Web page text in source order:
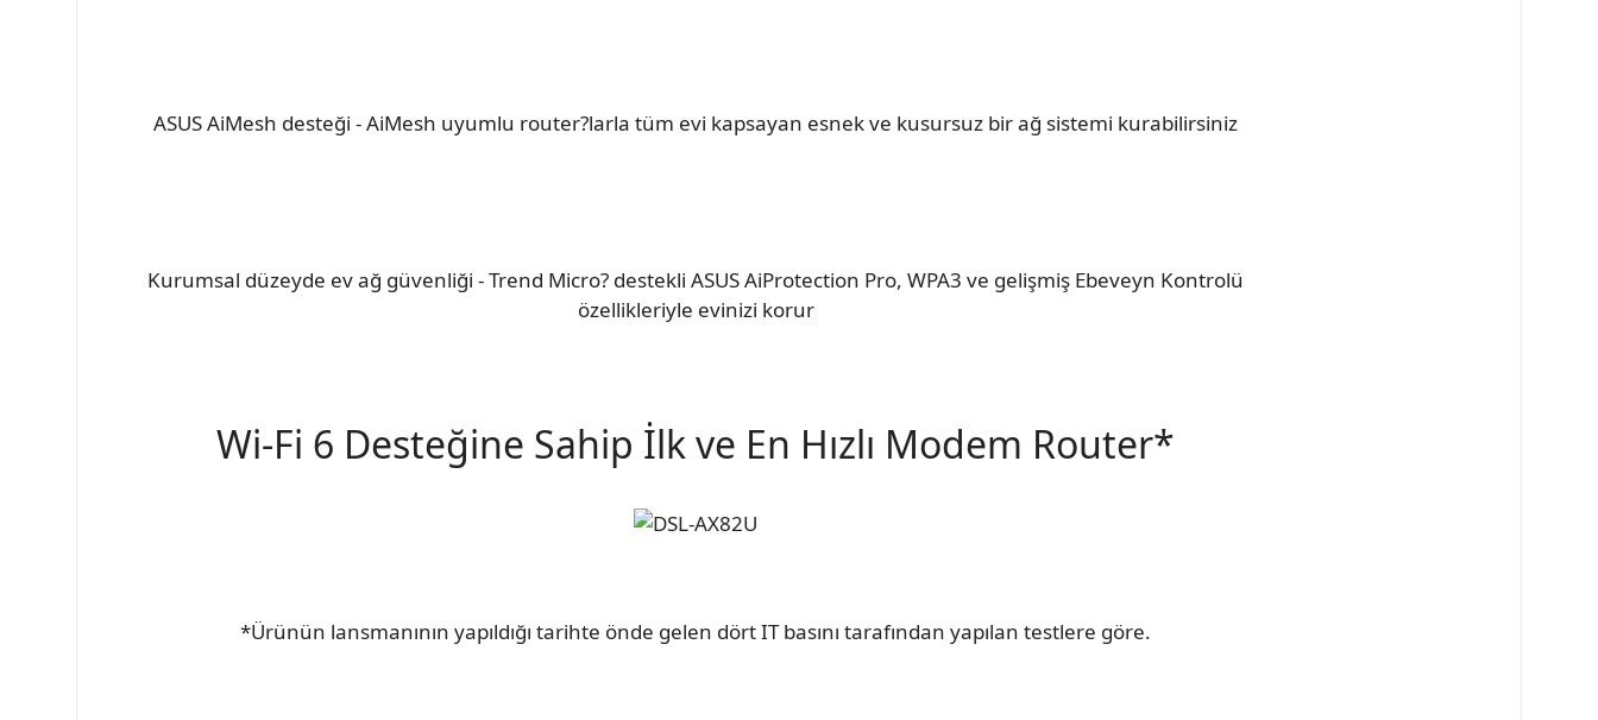
ASUS AiMesh desteği - AiMesh uyumlu router?larla tüm evi kapsayan esnek ve kusursuz bir ağ sistemi kurabilirsiniz
Kurumsal düzeyde ev ağ güvenliği - Trend Micro? destekli ASUS AiProtection Pro, WPA3 ve gelişmiş Ebeveyn Kontrolü
özellikleriyle evinizi korur
Wi-Fi 6 Desteğine Sahip İlk ve En Hızlı Modem Router*
*Ürünün lansmanının yapıldığı tarihte önde gelen dört IT basını tarafından yapılan testlere göre.